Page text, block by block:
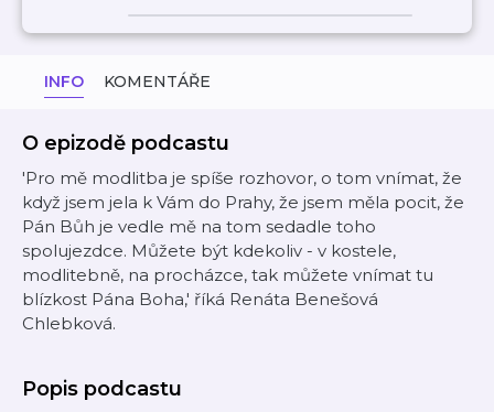
INFO KOMENTÁŘE
O epizodě podcastu
'Pro mě modlitba je spíše rozhovor, o tom vnímat, že
když jsem jela k Vám do Prahy, že jsem měla pocit, že
Pán Bůh je vedle mě na tom sedadle toho
spolujezdce. Můžete být kdekoliv - v kostele,
modlitebně, na procházce, tak můžete vnímat tu
blízkost Pána Boha,' říká Renáta Benešová
Chlebková.
Popis podcastu